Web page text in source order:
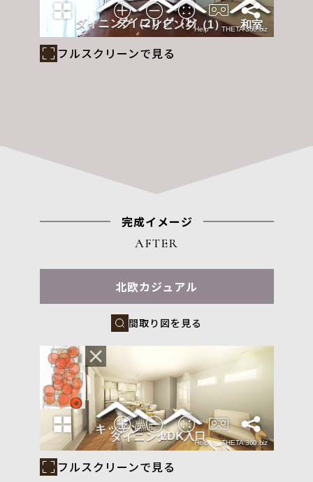
フルスクリーンで見る
完成イメージ
AFTER
北欧カジュアル
間取り図を見る
フルスクリーンで見る